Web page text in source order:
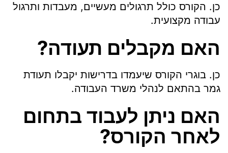
כן. הקורס כולל תרגולים מעשיים, מעבדות ותרגול
עבודה מקצועית.
האם מקבלים תעודה?
כן. בוגרי הקורס שיעמדו בדרישות יקבלו תעודת
גמר בהתאם לנהלי משרד העבודה.
האם ניתן לעבוד בתחום
לאחר הקורס?